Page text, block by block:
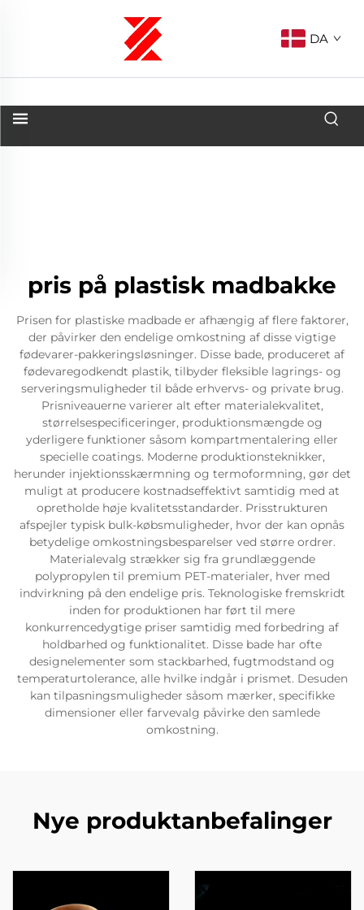
DA
pris på plastisk madbakke
Prisen for plastiske madbade er afhængig af flere faktorer,
der påvirker den endelige omkostning af disse vigtige
fødevarer-pakkeringsløsninger. Disse bade, produceret af
fødevaregodkendt plastik, tilbyder fleksible lagrings- og
serveringsmuligheder til både erhvervs- og private brug.
Prisniveauerne varierer alt efter materialekvalitet,
størrelsespecificeringer, produktionsmængde og
yderligere funktioner såsom kompartmentalering eller
specielle coatings. Moderne produktionsteknikker,
herunder injektionsskærmning og termoformning, gør det
muligt at producere kostnadseffektivt samtidig med at
opretholde høje kvalitetsstandarder. Prisstrukturen
afspejler typisk bulk-købsmuligheder, hvor der kan opnås
betydelige omkostningsbesparelser ved større ordrer.
Materialevalg strækker sig fra grundlæggende
polypropylen til premium PET-materialer, hver med
indvirkning på den endelige pris. Teknologiske fremskridt
inden for produktionen har ført til mere
konkurrencedygtige priser samtidig med forbedring af
holdbarhed og funktionalitet. Disse bade har ofte
designelementer som stackbarhed, fugtmodstand og
temperaturtolerance, alle hvilke indgår i prismet. Desuden
kan tilpasningsmuligheder såsom mærker, specifikke
dimensioner eller farvevalg påvirke den samlede
omkostning.
Nye produktanbefalinger